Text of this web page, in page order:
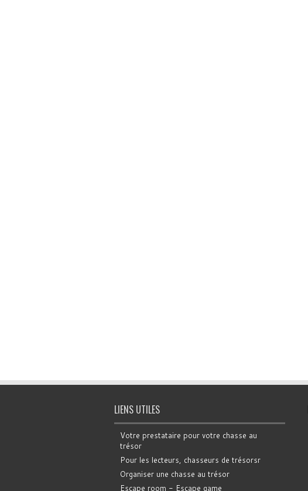
LIENS UTILES
Votre prestataire pour votre chasse au
trésor
Pour les lecteurs, chasseurs de trésorsr
Organiser une chasse au trésor
Escape room - Escape game